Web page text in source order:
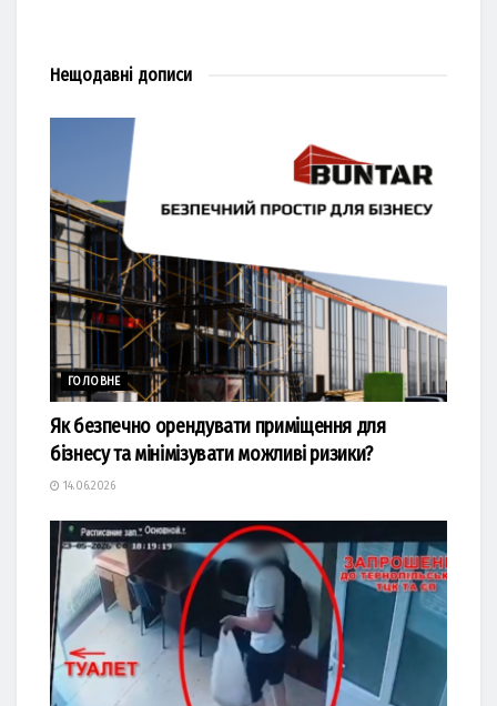
Нещодавні дописи
ГОЛОВНЕ
Як безпечно орендувати приміщення для
бізнесу та мінімізувати можливі ризики?
14.06.2026